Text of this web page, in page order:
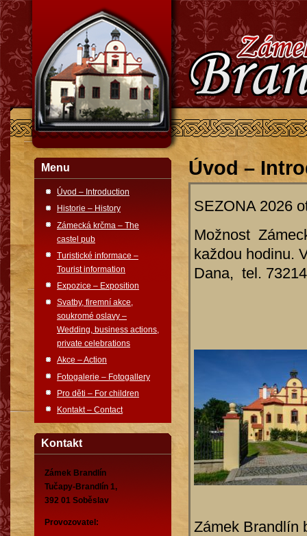
Menu
Úvod – Introduction
Historie – History
Zámecká krčma – The
castel pub
Turistické informace –
Tourist information
Expozice – Exposition
Svatby, firemní akce,
soukromé oslavy –
Wedding, business actions,
private celebrations
Akce – Action
Fotogalerie – Fotogallery
Pro děti – For children
Kontakt – Contact
Kontakt
Zámek Brandlín
Tučapy-Brandlín 1,
392 01 Soběslav
Provozovatel:
Úvod –
SEZONA 2026
Možnost
každou hodinu.
Dana, tel.
Zámek Brandlín